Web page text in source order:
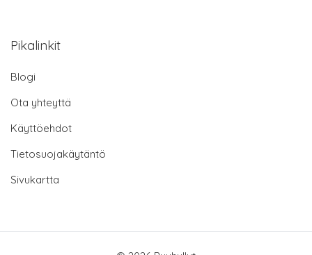
Pikalinkit
Blogi
Ota yhteyttä
Käyttöehdot
Tietosuojakäytäntö
Sivukartta